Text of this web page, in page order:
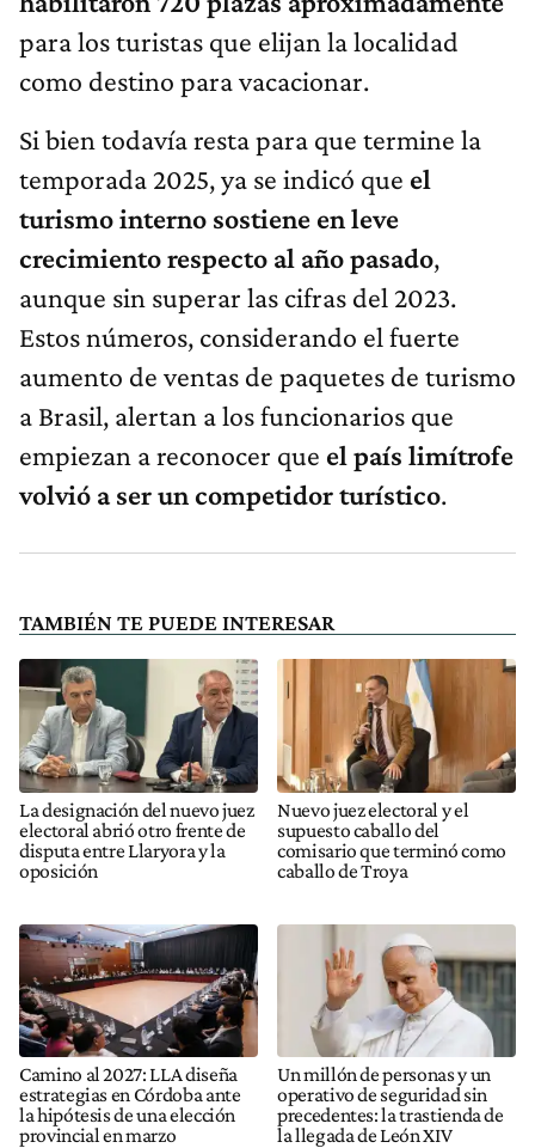
para los turistas que elijan la localidad
como destino para vacacionar.
Si bien todavía resta para que termine la
temporada 2025, ya se indicó que el
turismo interno sostiene en leve
crecimiento respecto al año pasado,
aunque sin superar las cifras del 2023.
Estos números, considerando el fuerte
aumento de ventas de paquetes de turismo
a Brasil, alertan a los funcionarios que
empiezan a reconocer que el país limítrofe
volvió a ser un competidor turístico.
TAMBIÉN TE PUEDE INTERESAR
La designación del nuevo juez
electoral abrió otro frente de
disputa entre Llaryora y la
oposición
Nuevo juez electoral y el
supuesto caballo del
comisario que terminó como
caballo de Troya
Camino al 2027: LLA diseña
estrategias en Córdoba ante
la hipótesis de una elección
provincial en marzo
Un millón de personas y un
operativo de seguridad sin
precedentes: la trastienda de
la llegada de León XIV